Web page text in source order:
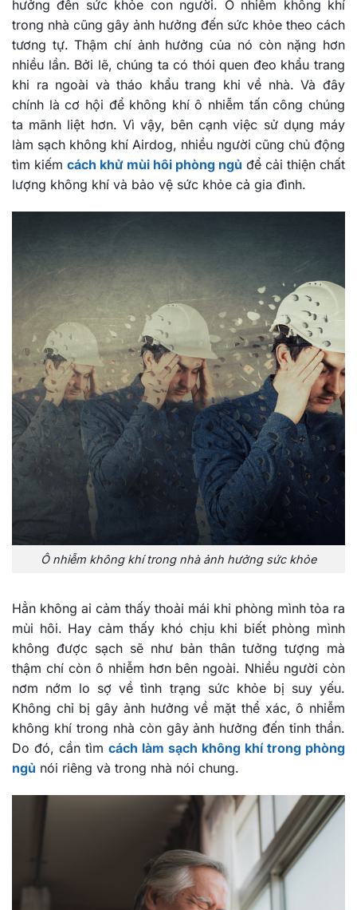
hưởng đến sức khỏe con người. Ô nhiễm không khí
trong nhà cũng gây ảnh hưởng đến sức khỏe theo cách
tương tự. Thậm chí ảnh hưởng của nó còn nặng hơn
nhiều lần. Bởi lẽ, chúng ta có thói quen đeo khẩu trang
khi ra ngoài và tháo khẩu trang khi về nhà. Và đây
chính là cơ hội để không khí ô nhiễm tấn công chúng
ta mãnh liệt hơn. Vì vậy, bên cạnh việc sử dụng máy
làm sạch không khí Airdog, nhiều người cũng chủ động
tìm kiếm cách khử mùi hôi phòng ngủ để cải thiện chất
lượng không khí và bảo vệ sức khỏe cả gia đình.
Ô nhiễm không khí trong nhà ảnh hưởng sức khỏe
Hẳn không ai cảm thấy thoải mái khi phòng mình tỏa ra
mùi hôi. Hay cảm thấy khó chịu khi biết phòng mình
không được sạch sẽ như bản thân tưởng tượng mà
thậm chí còn ô nhiễm hơn bên ngoài. Nhiều người còn
nơm nớm lo sợ về tình trạng sức khỏe bị suy yếu.
Không chỉ bị gây ảnh hưởng về mặt thể xác, ô nhiễm
không khí trong nhà còn gây ảnh hưởng đến tinh thần.
Do đó, cần tìm cách làm sạch không khí trong phòng
ngủ nói riêng và trong nhà nói chung.